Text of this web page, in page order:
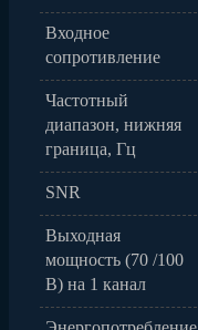
Входное
сопротивление
Частотный
диапазон, нижняя
граница, Гц
SNR
Выходная
мощность (70 /100
В) на 1 канал